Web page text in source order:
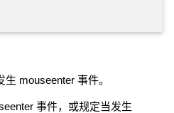
mouseenter 事件。
事件，或规定当发生